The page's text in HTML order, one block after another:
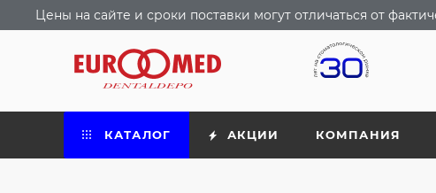
Цены на сайте и сроки поставки могут отличаться от
КАТАЛОГ АКЦИИ КОМПАНИЯ